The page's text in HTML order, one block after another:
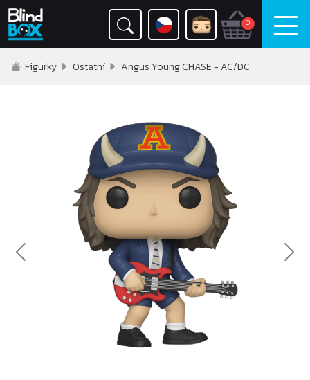
0
Figurky Ostatní Angus Young CHASE - AC/DC
Previous